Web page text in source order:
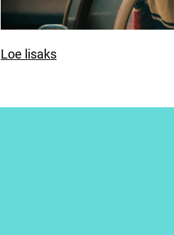
Loe lisaks